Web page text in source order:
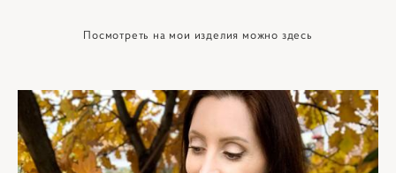
Посмотреть на мои изделия можно здесь